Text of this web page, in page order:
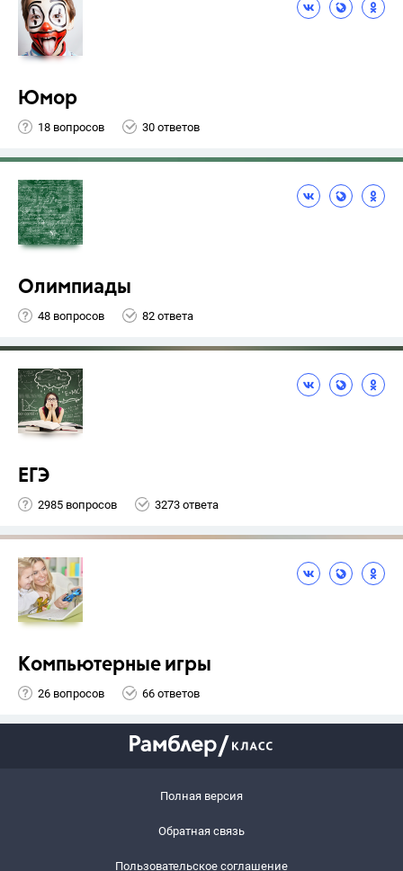
Юмор
18 вопросов 30 ответов
Олимпиады
48 вопросов 82 ответа
ЕГЭ
2985 вопросов 3273 ответа
Компьютерные игры
26 вопросов 66 ответов
Полная версия
Обратная связь
Пользовательское соглашение